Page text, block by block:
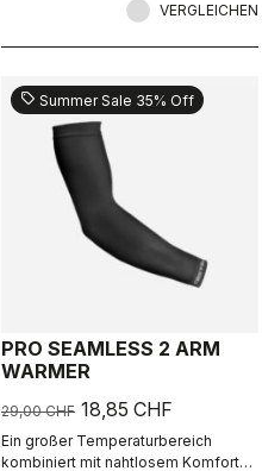
VERGLEICHEN
sell Summer Sale 35% Off
PRO SEAMLESS 2 ARM
WARMER
29,00 CHF 18,85 CHF
Ein großer Temperaturbereich
kombiniert mit nahtlosem Komfort